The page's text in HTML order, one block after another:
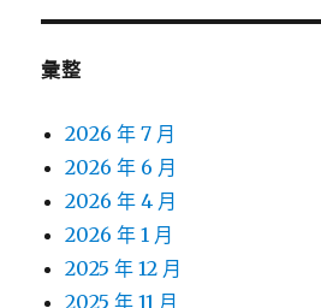
彙整
2026 年 7 月
2026 年 6 月
2026 年 4 月
2026 年 1 月
2025 年 12 月
2025 年 11 月